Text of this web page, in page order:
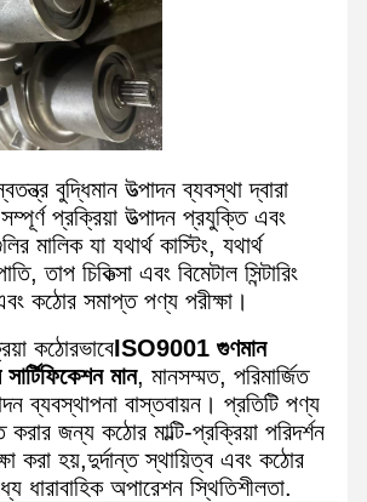
বুদ্ধিমান উত্পাদন ব্যবস্থা দ্বারা
প্রক্রিয়া উত্পাদন প্রযুক্তি এবং
মালিক যা যথার্থ কাস্টিং, যথার্থ
তাপ চিকিত্সা এবং বিমেটাল সিন্টারিং
কঠোর সমাপ্ত পণ্য পরীক্ষা।
কঠোরভাবেISO9001 গুণমান
মান, মানসম্মত, পরিমার্জিত
ব্যবস্থাপনা বাস্তবায়ন। প্রতিটি পণ্য
করার জন্য কঠোর মাল্টি-প্রক্রিয়া পরিদর্শন
করা হয়,দুর্দান্ত স্থায়িত্ব এবং কঠোর
ধারাবাহিক অপারেশন স্থিতিশীলতা.